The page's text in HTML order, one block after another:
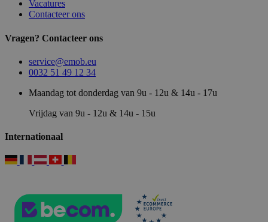
Vacatures
Contacteer ons
Vragen? Contacteer ons
service@emob.eu
0032 51 49 12 34
Maandag tot donderdag van 9u - 12u & 14u - 17u
Vrijdag van 9u - 12u & 14u - 15u
Internationaal